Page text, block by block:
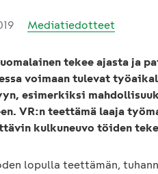
Mediatiedotteet
tekee ajasta ja
voimaan tulevat
esimerkiksi
VR:n teettämä laaja
kulkuneuvo töiden
lopulla teettämän,